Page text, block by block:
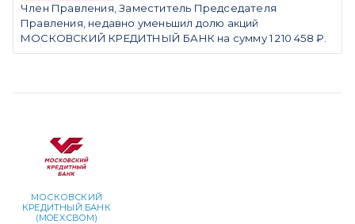
Член Правления, Заместитель Председателя
Правления, недавно уменьшил долю акций
МОСКОВСКИЙ КРЕДИТНЫЙ БАНК на сумму 1 210 458 ₽.
МОСКОВСКИЙ
КРЕДИТНЫЙ БАНК
(MOEX:CBOM)